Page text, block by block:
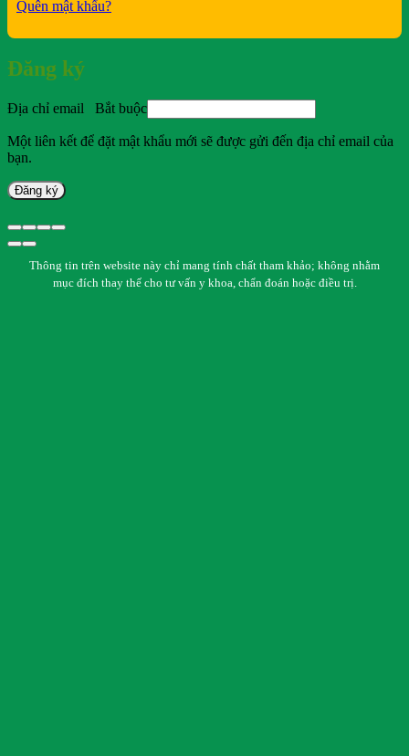
Quên mật khẩu?
Đăng ký
Địa chỉ email Bắt buộc
Một liên kết để đặt mật khẩu mới sẽ được gửi đến địa chỉ email của
bạn.
Đăng ký
Thông tin trên website này chỉ mang tính chất tham khảo; không nhằm
mục đích thay thế cho tư vấn y khoa, chẩn đoán hoặc điều trị.